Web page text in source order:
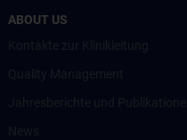
ABOUT US